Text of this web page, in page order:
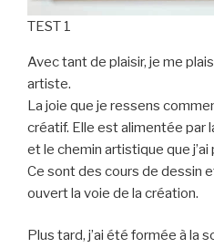
TEST 1
Avec tant de plaisir, je me
artiste.
La joie que je ressens
créatif. Elle est alimentée par
et le chemin artistique que j’ai
Ce sont des cours de dessin
ouvert la voie de la création.
​Plus tard, j’ai été formée à la